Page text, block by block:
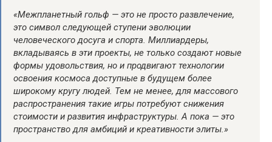
«Межпланетный гольф — это не просто развлечение,
это символ следующей ступени эволюции
человеческого досуга и спорта. Миллиардеры,
вкладываясь в эти проекты, не только создают новые
формы удовольствия, но и продвигают технологии
освоения космоса доступные в будущем более
широкому кругу людей. Тем не менее, для массового
распространения такие игры потребуют снижения
стоимости и развития инфраструктуры. А пока — это
пространство для амбиций и креативности элиты.»